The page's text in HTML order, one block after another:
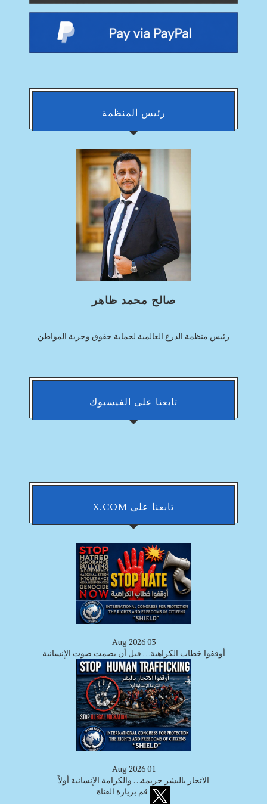
رئيس المنظمة
صالح محمد ظاهر
رئيس منظمة الدرع العالمية لحماية حقوق وحرية المواطن
تابعنا على الفيسبوك
تابعنا على X.COM
03 Aug 2026
أوقفوا خطاب الكراهية… قبل أن يصمت صوت الإنسانية
01 Aug 2026
الاتجار بالبشر جريمة… والكرامة الإنسانية أولاً
قم بزيارة القناة